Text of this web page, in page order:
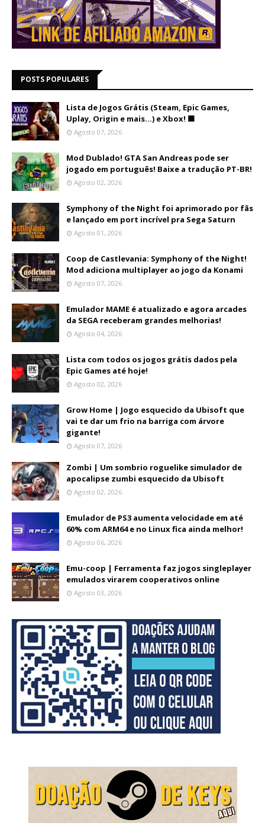
POSTS POPULARES
Lista de Jogos Grátis (Steam, Epic Games,
Uplay, Origin e mais...) e Xbox! 🟩
Agosto 07, 2026
Mod Dublado! GTA San Andreas pode ser
jogado em português! Baixe a tradução PT-BR!
Agosto 02, 2026
Symphony of the Night foi aprimorado por fãs
e lançado em port incrível pra Sega Saturn
Agosto 01, 2026
Coop de Castlevania: Symphony of the Night!
Mod adiciona multiplayer ao jogo da Konami
Agosto 07, 2026
Emulador MAME é atualizado e agora arcades
da SEGA receberam grandes melhorias!
Agosto 04, 2026
Lista com todos os jogos grátis dados pela
Epic Games até hoje!
Agosto 02, 2026
Grow Home | Jogo esquecido da Ubisoft que
vai te dar um frio na barriga com árvore
gigante!
Agosto 07, 2026
Zombi | Um sombrio roguelike simulador de
apocalipse zumbi esquecido da Ubisoft
Agosto 02, 2026
Emulador de PS3 aumenta velocidade em até
60% com ARM64 e no Linux fica ainda melhor!
Agosto 06, 2026
Emu-coop | Ferramenta faz jogos singleplayer
emulados virarem cooperativos online
Agosto 03, 2026